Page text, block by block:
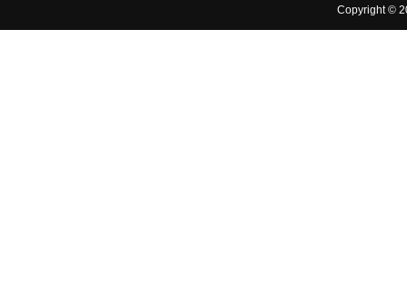
Copyright ©